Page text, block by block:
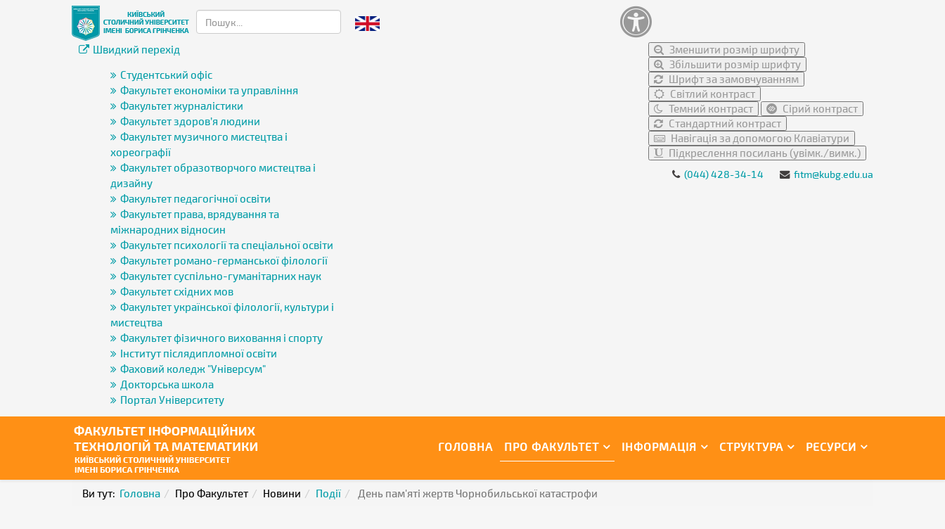
Швидкий перехід
Студентський офіс
Факультет економіки та управління
Факультет журналістики
Факультет здоров’я людини
Факультет музичного мистецтва і
хореографії
Факультет образотворчого мистецтва і
дизайну
Факультет педагогічної освіти
Факультет права, врядування та
міжнародних відносин
Факультет психології та спеціальної освіти
Факультет романо-германської філології
Факультет суспільно-гуманітарних наук
Факультет східних мов
Факультет української філології, культури і
мистецтва
Факультет фізичного виховання і спорту
Інститут післядипломної освіти
Фаховий коледж "Універсум"
Докторська школа
Портал Університету
Зменшити розмір шрифту
Збільшити розмір шрифту
Шрифт за замовчуванням
Світлий контраст
Темний контраст
Сірий контраст
Стандартний контраст
Навігація за допомогою Клавіатури
Підкреслення посилань (увімк./вимк.)
(044) 428-34-14 fitm@kubg.edu.ua
ГОЛОВНА ПРО ФАКУЛЬТЕТ ІНФОРМАЦІЯ СТРУКТУРА РЕСУРСИ
Ви тут: Головна Про Факультет Новини Події День пам'яті жертв Чорнобильської катастрофи